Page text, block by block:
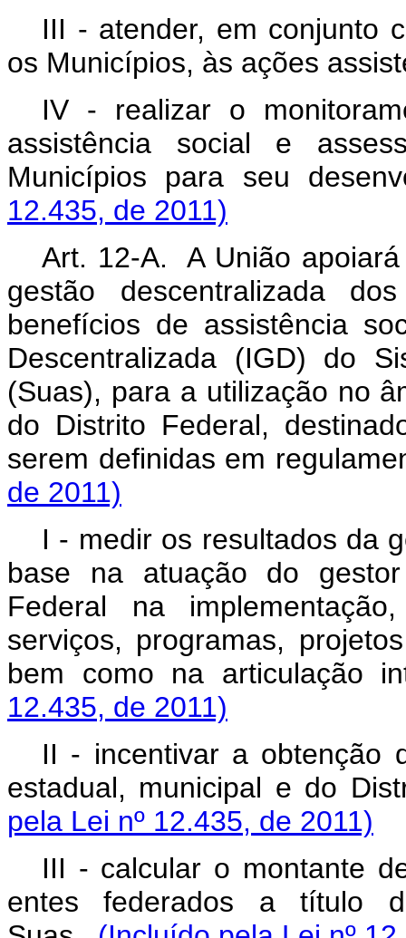
III - atender, em conjunto
os Municípios, às ações
IV - realizar o
assistência social e
Municípios para seu
12.435, de 2011)
Art. 12-A. A União
gestão descentralizada
benefícios de assistência
Descentralizada (IGD) do
(Suas), para a utilização no
do Distrito Federal,
serem definidas em
de 2011)
I - medir os resultados da
base na atuação do
Federal na
serviços, programas,
bem como na
12.435, de 2011)
II - incentivar a obtenção
estadual, municipal e do
pela Lei nº 12.435, de 2011)
III - calcular o montante
entes federados a título